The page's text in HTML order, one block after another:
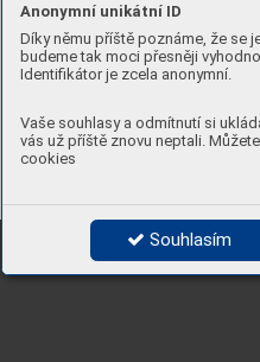
Anonymní unikátní ID
Díky němu příště poznáme, že se
budeme tak moci přesněji
Identifikátor je zcela anonymní.
Vaše souhlasy a odmítnutí si
vás už příště znovu neptali.
cookies
Souhlasím